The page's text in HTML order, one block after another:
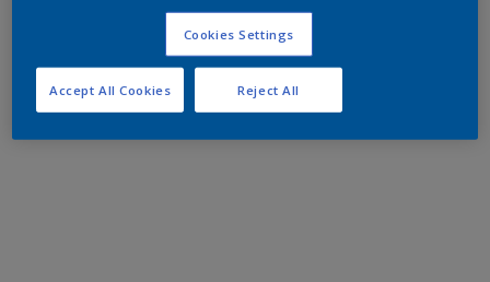
Cookies Settings
Reject All
Accept All Cookies